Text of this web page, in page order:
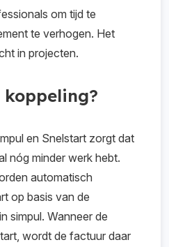
om tijd te
te verhogen. Het
in projecten.
koppeling?
en Snelstart zorgt dat
nóg minder werk hebt.
automatisch
op basis van de
simpul. Wanneer de
wordt de factuur daar